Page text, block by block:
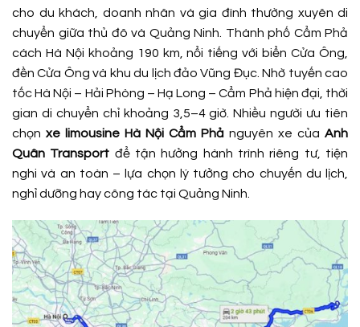
cho du khách, doanh nhân và gia đình thường xuyên di
chuyển giữa thủ đô và Quảng Ninh. Thành phố Cẩm Phả
cách Hà Nội khoảng 190 km, nổi tiếng với biển Cửa Ông,
đền Cửa Ông và khu du lịch đảo Vũng Đục. Nhờ tuyến cao
tốc Hà Nội – Hải Phòng – Hạ Long – Cẩm Phả hiện đại, thời
gian di chuyển chỉ khoảng 3,5–4 giờ. Nhiều người ưu tiên
chọn xe limousine Hà Nội Cẩm Phả nguyên xe của Anh
Quân Transport để tận hưởng hành trình riêng tư, tiện
nghi và an toàn – lựa chọn lý tưởng cho chuyến du lịch,
nghỉ dưỡng hay công tác tại Quảng Ninh.